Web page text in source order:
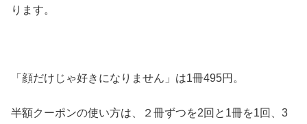
ります。
「顔だけじゃ好きになりません」は1冊495円。
半額クーポンの使い方は、２冊ずつを2回と1冊を1回、3